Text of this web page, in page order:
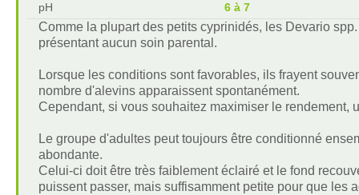
pH
6 à 7
Comme la plupart des petits cyprinidés, les Devario
présentant aucun soin parental.
Lorsque les conditions sont favorables, ils frayent
nombre d'alevins apparaissent spontanément.
Cependant, si vous souhaitez maximiser le rendement,
Le groupe d'adultes peut toujours être conditionné
abondante.
Celui-ci doit être très faiblement éclairé et le fond
puissent passer, mais suffisamment petite pour que les